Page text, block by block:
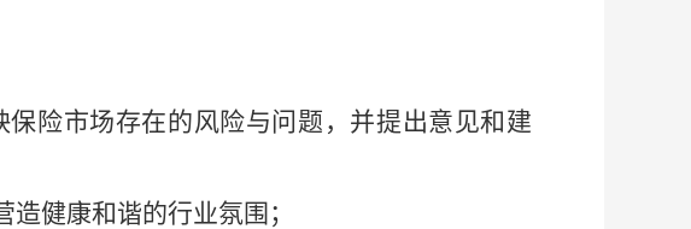
险市场存在的风险与问题，并提出意见和建
健康和谐的行业氛围；